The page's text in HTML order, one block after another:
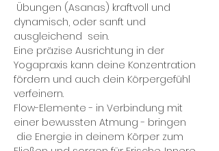
Übungen (Asanas) kraftvoll und
dynamisch, oder sanft und
ausgleichend  sein.
Eine präzise Ausrichtung in der
Yogapraxis kann deine Konzentration
fördern und auch dein Körpergefühl
verfeinern.
Flow-Elemente - in Verbindung mit
einer bewussten Atmung - bringen
die Energie in deinem Körper zum